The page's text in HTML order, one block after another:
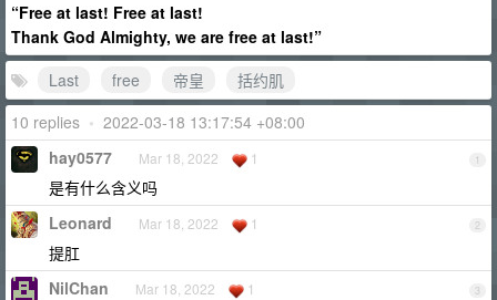
“Free at last! Free at last!
Thank God Almighty, we are free at last!”
Last
free 帝皇
括约肌
10 replies • 2022-03-18 13:17:54 +08:00
1
hay0577 Mar 18, 2022 1
是有什么含义吗
2
Leonard Mar 18, 2022 1
提肛
3
NilChan Mar 18, 2022 1